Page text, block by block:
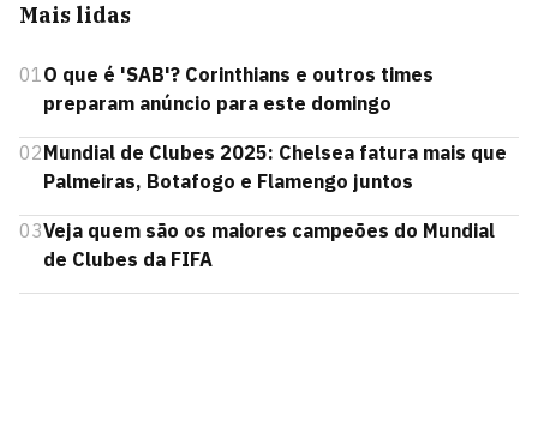
Mais lidas
01O que é 'SAB'? Corinthians e outros times
preparam anúncio para este domingo
02Mundial de Clubes 2025: Chelsea fatura mais que
Palmeiras, Botafogo e Flamengo juntos
03Veja quem são os maiores campeões do Mundial
de Clubes da FIFA